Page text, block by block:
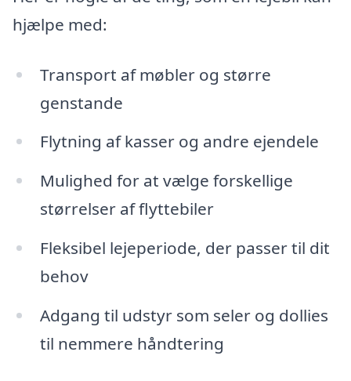
hjælpe med:
Transport af møbler og større
genstande
Flytning af kasser og andre ejendele
Mulighed for at vælge forskellige
størrelser af flyttebiler
Fleksibel lejeperiode, der passer til dit
behov
Adgang til udstyr som seler og dollies
til nemmere håndtering